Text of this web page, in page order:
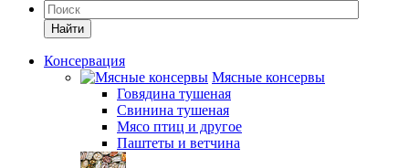
Найти
Консервация
Мясные консервы
Говядина тушеная
Свинина тушеная
Мясо птиц и другое
Паштеты и ветчина